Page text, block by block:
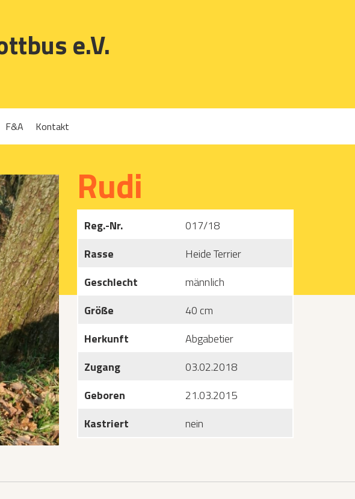
e.V.
Bundesfreiwilligendienst/Praktikum
F&A Kontakt
Rudi
Reg.-Nr.
017/18
Rasse
Heide Terrier
Geschlecht
männlich
Größe
40 cm
Herkunft
Abgabetier
Zugang
03.02.2018
Geboren
21.03.2015
Kastriert
nein